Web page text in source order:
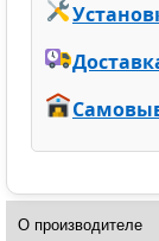
О производителе